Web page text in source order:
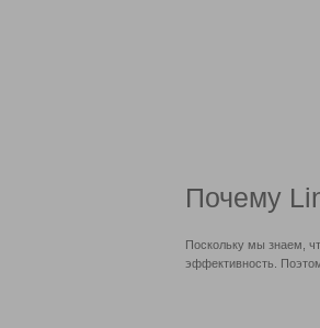
Почему
Поскольку мы знаем,
эффективность.